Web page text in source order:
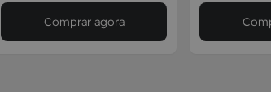
Comprar agora